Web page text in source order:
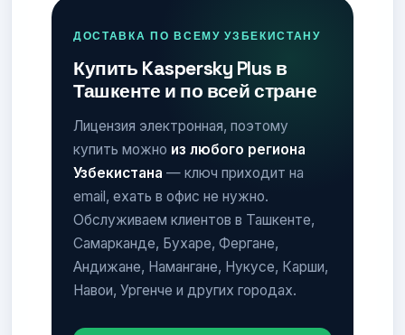
ДОСТАВКА ПО ВСЕМУ УЗБЕКИСТАНУ
Купить Kaspersky Plus в
Ташкенте и по всей стране
Лицензия электронная, поэтому
купить можно из любого региона
Узбекистана — ключ приходит на
email, ехать в офис не нужно.
Обслуживаем клиентов в Ташкенте,
Самарканде, Бухаре, Фергане,
Андижане, Намангане, Нукусе, Карши,
Навои, Ургенче и других городах.